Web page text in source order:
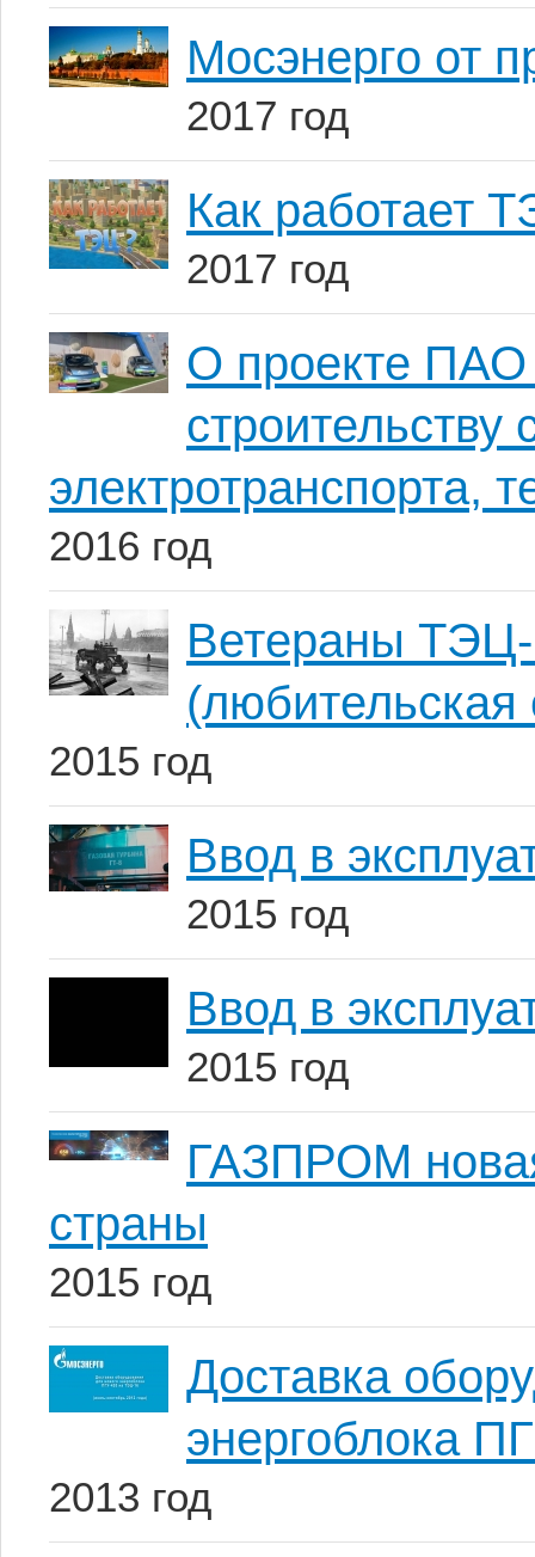
Мосэнерго от
2017 год
Как работает
2017 год
О проекте ПАО
строительству
электротранспорта,
2016 год
Ветераны
(любительская
2015 год
Ввод в
2015 год
Ввод в
2015 год
ГАЗПРОМ
страны
2015 год
Доставка
энергоблока
2013 год